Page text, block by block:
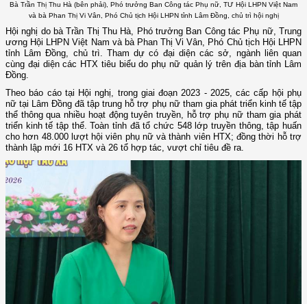
Bà Trần Thị Thu Hà (bên phải), Phó trưởng Ban Công tác Phụ nữ, TƯ Hội LHPN Việt Nam
và bà Phan Thị Vi Vân, Phó Chủ tịch Hội LHPN tỉnh Lâm Đồng, chủ trì hội nghị
Hội nghị do bà Trần Thị Thu Hà, Phó trưởng Ban Công tác Phụ nữ, Trung
ương Hội LHPN Việt Nam và bà Phan Thị Vi Vân, Phó Chủ tịch Hội LHPN
tỉnh Lâm Đồng, chủ trì. Tham dự có đại diện các sở, ngành liên quan
cùng đại diện các HTX tiêu biểu do phụ nữ quản lý trên địa bàn tỉnh Lâm
Đồng.
Theo báo cáo tại Hội nghị, trong giai đoạn 2023 - 2025, các cấp hội phụ
nữ tại Lâm Đồng đã tập trung hỗ trợ phụ nữ tham gia phát triển kinh tế tập
thể thông qua nhiều hoạt động tuyên truyền, hỗ trợ phụ nữ tham gia phát
triển kinh tế tập thể. Toàn tỉnh đã tổ chức 548 lớp truyền thông, tập huấn
cho hơn 48.000 lượt hội viên phụ nữ và thành viên HTX; đồng thời hỗ trợ
thành lập mới 16 HTX và 26 tổ hợp tác, vượt chỉ tiêu đề ra.